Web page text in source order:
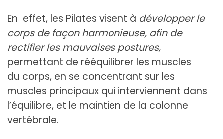
En effet, les Pilates visent à développer le
corps de façon harmonieuse, afin de
rectifier les mauvaises postures,
permettant de rééquilibrer les muscles
du corps, en se concentrant sur les
muscles principaux qui interviennent dans
l’équilibre, et le maintien de la colonne
vertébrale.